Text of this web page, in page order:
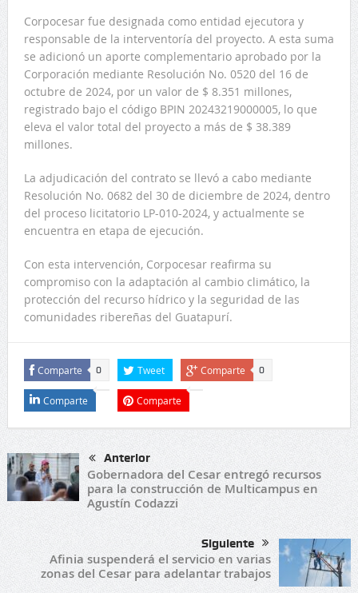
Corpocesar fue designada como entidad ejecutora y
responsable de la interventoría del proyecto. A esta suma
se adicionó un aporte complementario aprobado por la
Corporación mediante Resolución No. 0520 del 16 de
octubre de 2024, por un valor de $ 8.351 millones,
registrado bajo el código BPIN 20243219000005, lo que
eleva el valor total del proyecto a más de $ 38.389
millones.
La adjudicación del contrato se llevó a cabo mediante
Resolución No. 0682 del 30 de diciembre de 2024, dentro
del proceso licitatorio LP-010-2024, y actualmente se
encuentra en etapa de ejecución.
Con esta intervención, Corpocesar reafirma su
compromiso con la adaptación al cambio climático, la
protección del recurso hídrico y la seguridad de las
comunidades ribereñas del Guatapurí.
Comparte 0 Tweet Comparte 0
Comparte Comparte
Anterior
Gobernadora del Cesar entregó recursos
para la construcción de Multicampus en
Agustín Codazzi
Siguiente
Afinia suspenderá el servicio en varias
zonas del Cesar para adelantar trabajos